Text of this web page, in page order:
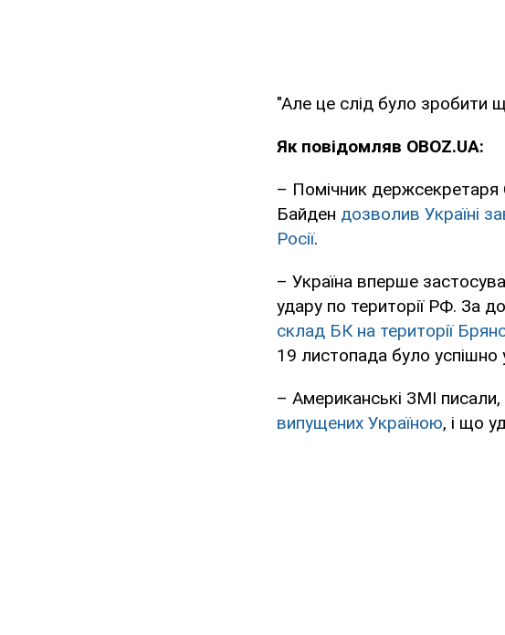
"Але це слід було зробити
Як повідомляв OBOZ.UA:
– Помічник
Байден дозволив Україні
Росії.
– Україна вперше
удару по території РФ. За
склад БК на території
19 листопада було успішно
– Американські ЗМІ
випущених Україною, і що